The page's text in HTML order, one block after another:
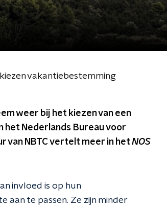
vakantiebestemming
weer bij het kiezen van een
Nederlands Bureau voor
van NBTC vertelt meer in hetNOS
invloed is op hun
aan te passen. Ze zijn minder